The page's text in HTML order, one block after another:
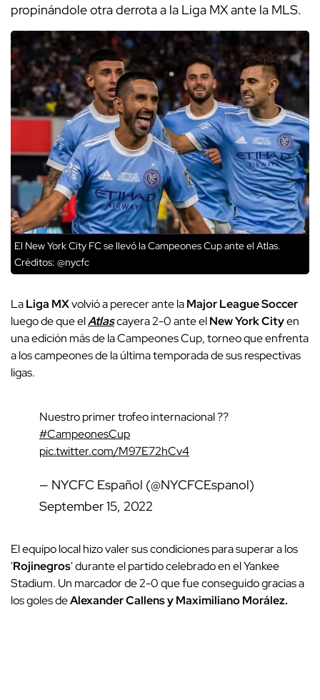
propinándole otra derrota a la Liga MX ante la MLS.
El New York City FC se llevó la Campeones Cup ante el Atlas.
Créditos: @nycfc
LaLiga MXvolvió a perecer ante laMajor League Soccer
luego de que elAtlascayera 2-0 ante elNew York Cityen
una edición más de la Campeones Cup, torneo que enfrenta
a los campeones de la última temporada de sus respectivas
ligas.
Nuestro primer trofeo internacional ??
#CampeonesCup
pic.twitter.com/M97E72hCv4
— NYCFC Español (@NYCFCEspanol)
September 15, 2022
El equipo local hizo valer sus condiciones para superar a los
'Rojinegros' durante el partido celebrado en el Yankee
Stadium. Un marcador de 2-0 que fue conseguido gracias a
los goles deAlexander Callens y Maximiliano Morález.